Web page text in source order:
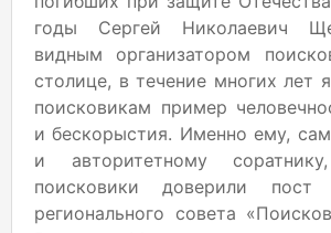
годы Сергей Николаевич
видным организатором
столице, в течение многих лет
поисковикам пример
и бескорыстия. Именно ему,
и авторитетному
поисковики доверили пост
регионального совета